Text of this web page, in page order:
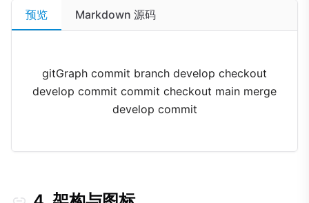
预览 Markdown 源码
gitGraph commit branch develop checkout
develop commit commit checkout main merge
develop commit